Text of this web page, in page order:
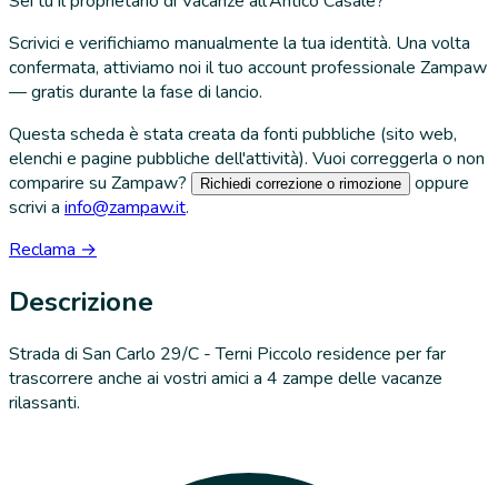
Scrivici e verifichiamo manualmente la tua identità. Una volta
confermata, attiviamo noi il tuo account professionale Zampaw
— gratis durante la fase di lancio.
Questa scheda è stata creata da fonti pubbliche (sito web,
elenchi e pagine pubbliche dell'attività). Vuoi correggerla o non
comparire su Zampaw?
Richiedi correzione o rimozione
oppure
scrivi a info@zampaw.it.
Reclama →
Descrizione
Strada di San Carlo 29/C - Terni Piccolo residence per far
trascorrere anche ai vostri amici a 4 zampe delle vacanze
rilassanti.